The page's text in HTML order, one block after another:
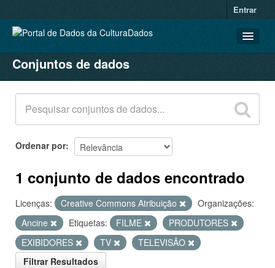
Entrar
CONJUNTOS DE DADOS
ORGANIZAÇÕES
GRUPOS
SOBRE
Conjuntos de dados
Ordenar por
1 conjunto de dados encontrado
Licenças: Creative Commons Atribuição
Organizações:
Ancine
Etiquetas: FILME
PRODUTORES
EXIBIDORES
TV
TELEVISÃO
Filtrar Resultados